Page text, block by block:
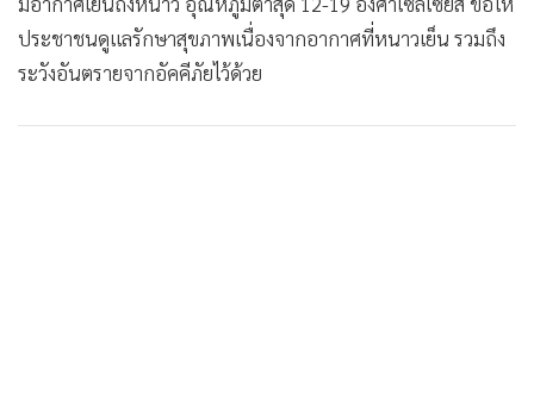
ญี่ปุ่น
• News1
ประชาชนดูแลรักษาสุขภาพเนื่องจากอากาศที่หนาวเย็น รวมถึง
ระวังอันตรายจากอัคคีภัยไว้ด้วย